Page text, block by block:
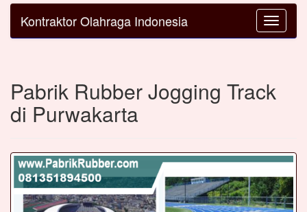
Toggle
Kontraktor Olahraga Indonesia
Pabrik Rubber Jogging Track
di Purwakarta